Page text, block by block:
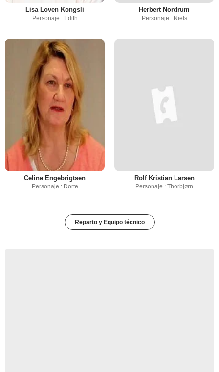
Lisa Loven Kongsli
Personaje : Edith
Herbert Nordrum
Personaje : Niels
Celine Engebrigtsen
Personaje : Dorte
Rolf Kristian Larsen
Personaje : Thorbjørn
Reparto y Equipo técnico